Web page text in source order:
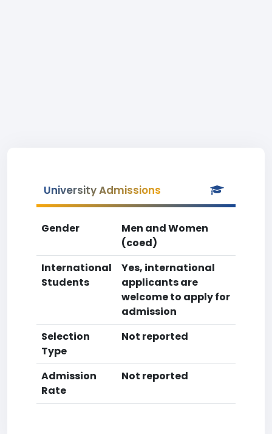
University Admissions
Gender
Men and Women
(coed)
International
Students
Yes, international
applicants are
welcome to apply for
admission
Selection
Type
Not reported
Admission
Rate
Not reported